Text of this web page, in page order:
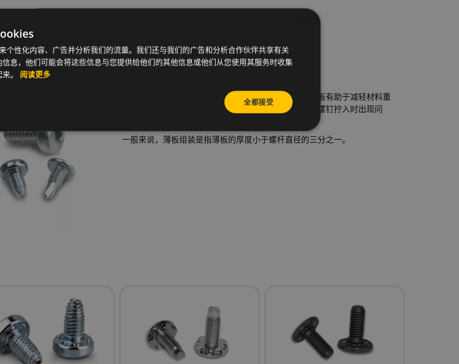
多知识给您!
工业不断追求降低制造和物流成本。使用更薄的金属薄板有助于减轻材料重
量，但也提出了新的挑战，满足应用要求的同时要避免螺钉拧入时出现问
一般来说，薄板组装是指薄板的厚度小于螺杆直径的三分之一。
个性化内容、广告并分析我们的流量。我们还与我们的广告和分析合作伙伴共享有关
息，他们可能会将这些信息与您提供给他们的其他信息或他们从您使用其服务时收集
。
阅读更多
全都接受